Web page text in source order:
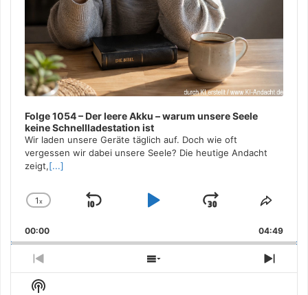
Folge 1054 – Der leere Akku – warum unsere Seele
keine Schnellladestation ist
Wir laden unsere Geräte täglich auf. Doch wie oft
vergessen wir dabei unsere Seele? Die heutige Andacht
zeigt,[...]
Change
Rate
1x
Skip
Play
Jump
Forward
Share
00:00 04:49
Previous
Episode
Show
Episodes
Next
Show